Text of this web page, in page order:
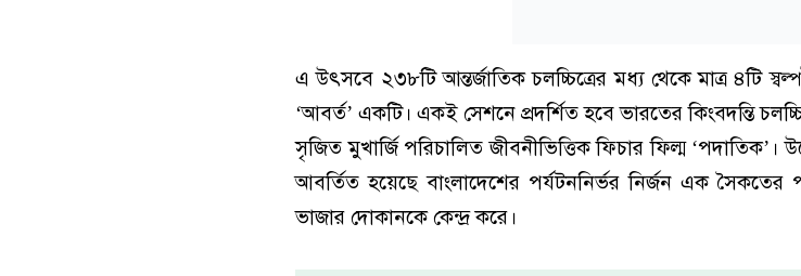
এ উৎসবে ২৩৮টি আন্তর্জাতিক চলচ্চিত্রের মধ্য থেকে মাত্র ৪টি
‘আবর্ত’ একটি। একই সেশনে প্রদর্শিত হবে ভারতের কিংবদন্তি
সৃজিত মুখার্জি পরিচালিত জীবনীভিত্তিক ফিচার ফিল্ম ‘পদাতিক’।
আবর্তিত হয়েছে বাংলাদেশের পর্যটননির্ভর নির্জন এক সৈকতের
ভাজার দোকানকে কেন্দ্র করে।